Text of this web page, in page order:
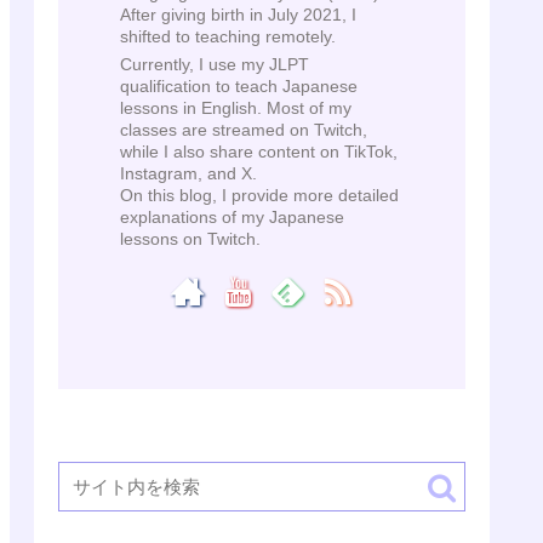
After giving birth in July 2021, I
shifted to teaching remotely.
Currently, I use my JLPT
qualification to teach Japanese
lessons in English. Most of my
classes are streamed on Twitch,
while I also share content on TikTok,
Instagram, and X.
On this blog, I provide more detailed
explanations of my Japanese
lessons on Twitch.